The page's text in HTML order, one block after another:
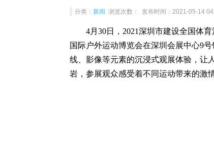
分类： 新闻 浏览次数： 发布时间：2021-05-14
4月30日，2021深圳市建设全国体育
国际户外运动博览会在深圳会展中心9
线、影像等元素的沉浸式观展体验，让
岩，参展观众感受着不同运动带来的激